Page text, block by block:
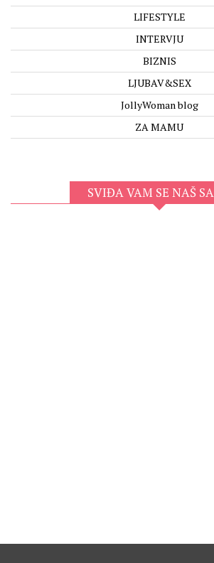
NAVIGACIJA
LEPOTA&ZDRAVLJE
MODA
INTERVJU
BIZNIS